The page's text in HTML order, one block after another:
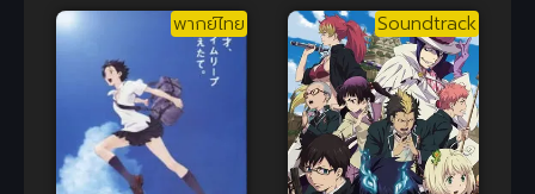
ท้องทะเลลึก +
SP พากย์ไทย
พากย์ไทย Soundtrack